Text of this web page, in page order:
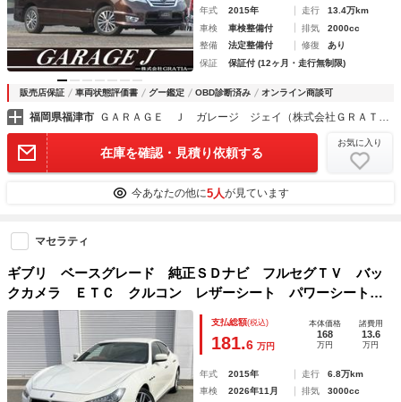
年式 2015年 走行
13.4万km
車検
車検整備付 排気
2000cc
整備
法定整備付 修復
あり
保証
保証付 (12ヶ月・走行無制限)
販売店保証 車両状態評価書 グー鑑定 OBD診断済み オンライン商談可
福岡県福津市 ＧＡＲＡＧＥ Ｊ ガレージ ジェイ（株式会社ＧＲＡＴＩＡ）
在庫を確認・見積り依頼する
お気に入り
今あなたの他に5人が見ています
マセラティ
ギブリ ベースグレード 純正ＳＤナビ フルセグＴＶ バッ
クカメラ ＥＴＣ クルコン レザーシート パワーシート＆
シートヒーター キセノンヘッドライト 純正２０アルミホイ
ール 前後コーナーセンサー
支払総額(税込)
181.6 万円
本体価格
168
万円
諸費用
13.6
万円
年式 2015年 走行
6.8万km
車検
2026年11月 排気
3000cc